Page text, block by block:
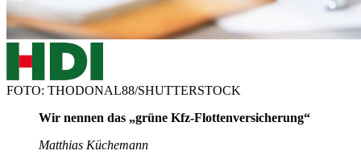
FOTO: THODONAL88/SHUTTERSTOCK
Wir nennen das „grüne Kfz-Flottenversicherung“
Matthias Küchemann